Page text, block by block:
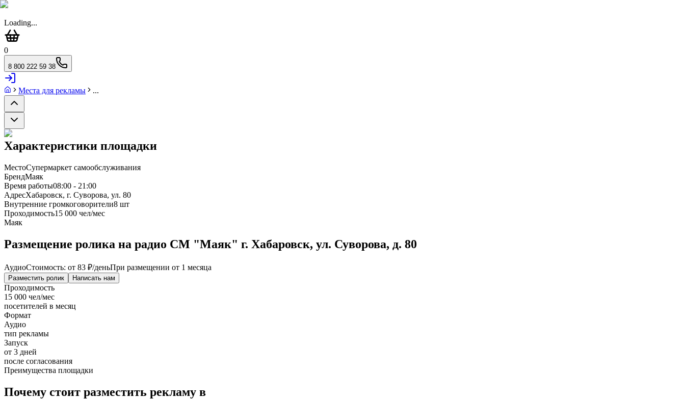
Loading...
0
8 800 222 59 38
Места для рекламы ...
Характеристики площадки
МестоСупермаркет самообслуживания
БрендМаяк
Время работы08:00 - 21:00
АдресХабаровск, г. Суворова, ул. 80
Внутренние громкоговорители8 шт
Проходимость15 000 чел/мес
Маяк
Размещение ролика на радио СМ "Маяк" г. Хабаровск, ул. Суворова, д. 80
АудиоСтоимость: от 83 ₽/деньПри размещении от 1 месяца
Разместить ролик Написать нам
Проходимость
15 000 чел/мес
посетителей в месяц
Формат
Аудио
тип рекламы
Запуск
от 3 дней
после согласования
Преимущества площадки
Почему стоит разместить рекламу в